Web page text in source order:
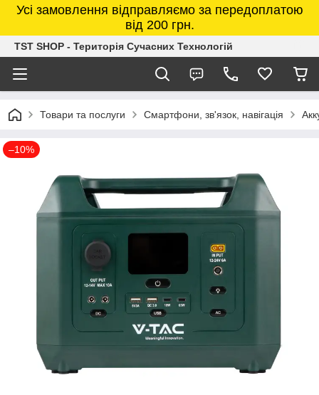
Усі замовлення відправляємо за передоплатою
від 200 грн.
TST SHOP - Територія Сучасних Технологій
Товари та послуги Смартфони, зв'язок, навігація
–10%